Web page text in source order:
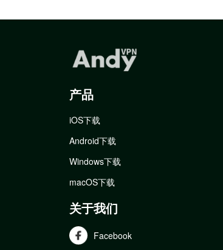
产品
iOS下载
Android下载
Windows下载
macOS下载
关于我们
Facebook